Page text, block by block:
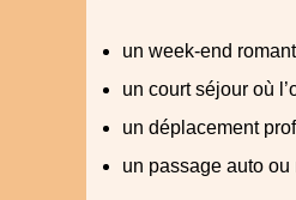
un week-end
un court séjour où
un déplacement
un passage auto ou